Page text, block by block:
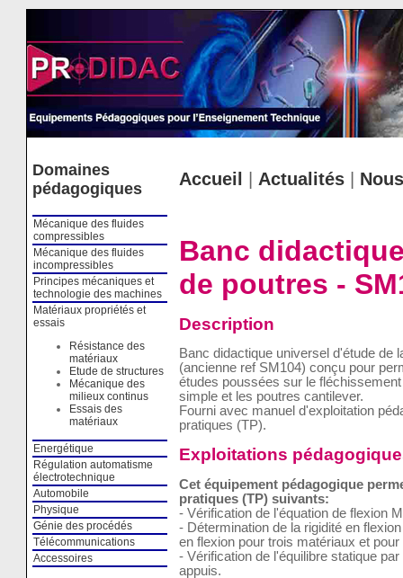
Domaines
pédagogiques
Mécanique des fluides
compressibles
Mécanique des fluides
incompressibles
Principes mécaniques et
technologie des machines
Matériaux propriétés et
essais
Résistance des
matériaux
Etude de structures
Mécanique des
milieux continus
Essais des
matériaux
Energétique
Régulation automatisme
électrotechnique
Automobile
Physique
Génie des procédés
Télécommunications
Accessoires
Accueil Actualités|
Banc
de poutres -
Description
Banc didactique universel d'étude de
(ancienne ref SM104) conçu pour
études poussées sur le
simple et les poutres cantilever.
Fourni avec manuel d'exploitation
pratiques (TP).
Exploitations
Cet équipement pédagogique
pratiques (TP) suivants:
- Vérification de l'équation de flexion
- Détermination de la rigidité en
en flexion pour trois matériaux et
- Vérification de l'équilibre statique
appuis.
Cookies management panel